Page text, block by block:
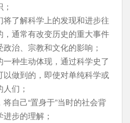
了解科学上的发现和进步往
，通常有改变历史的重大事件
治、宗教和文化的影响；
种生动体现，通过科学史了
以做到的，即使对单纯科学或
们；
自己“置身于”当时的社会背
步的理解；